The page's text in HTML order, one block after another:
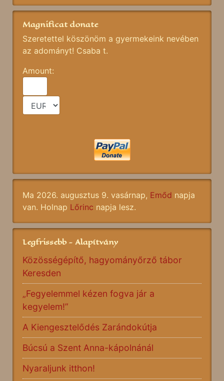
Magnificat donate
Szeretettel köszönöm a gyermekeink nevében
az adományt! Csaba t.
Amount:
Ma 2026. augusztus 9. vasárnap, Emőd napja
van. Holnap Lőrinc napja lesz.
Legfrissebb - Alapítvány
Közösségépítő, hagyományőrző tábor
Keresden
„Fegyelemmel kézen fogva jár a
kegyelem!”
A Kiengesztelődés Zarándokútja
Búcsú a Szent Anna-kápolnánál
Nyaraljunk itthon!